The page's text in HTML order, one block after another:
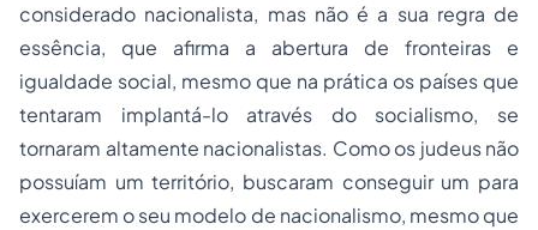
considerado nacionalista, mas não é a sua regra de
essência, que afirma a abertura de fronteiras e
igualdade social, mesmo que na prática os países que
tentaram implantá-lo através do socialismo, se
tornaram altamente nacionalistas. Como os judeus não
possuíam um território, buscaram conseguir um para
exercerem o seu modelo de nacionalismo, mesmo que